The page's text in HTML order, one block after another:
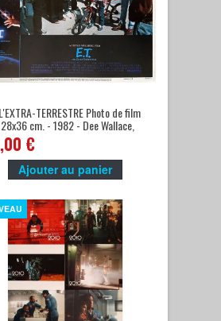
TERRESTRE Photo de film
cm. - 1982 - Dee Wallace,
Spielberg -
€
Ajouter au panier